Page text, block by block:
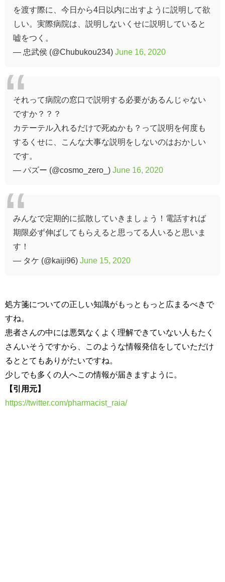
を渡す際に、今日から4日以内に出すように説明して欲
しい。実際病院は、説明しないくせに説明していると
嘘をつく。
— 忠武侯 (@Chubukou234) June 16, 2020
それって病院の窓口で説明する必要があるんじゃない
ですか？？？
カテーテル入れるだけで死ぬかも？って説明を何度も
するくせに、こんな大事な説明をしないのはおかしい
です。
— パズー (@cosmo_zero_) June 16, 2020
みんなで定期的に拡散していきましょう！電話すれば
期限必ず伸ばしてもらえると思ってる人いると思いま
す！
— タケ (@kaiji96) June 15, 2020
処方箋についての正しい知識がもっともっと広まるべきで
すね。
患者さんの中には悪気なくよく理解できていない人もたく
さんいそうですから、このような情報発信をしていただけ
るととてもありがたいですね。
少しでも多くの人へこの情報が届きますように。
【引用元】
https://twitter.com/pharmacist_raia/